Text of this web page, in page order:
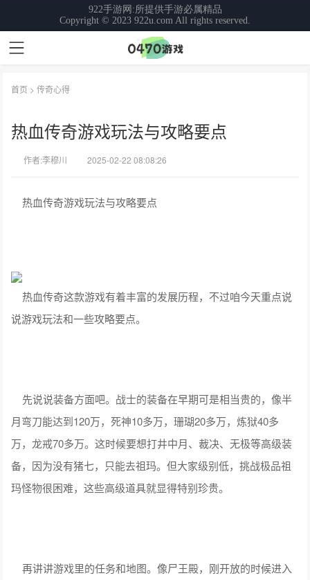
首页 >传奇心得
热血传奇游戏玩法与攻略要点
作者:李穆川 2025-02-22 08:08:26
热血传奇游戏玩法与攻略要点
热血传奇这款游戏有着丰富的发展历程，不过咱今天重点说
说游戏玩法和一些攻略要点。
先说说装备方面吧。战士的装备在早期可是相当贵的，像半
月弯刀能达到120万，死神10多万，珊瑚20多万，炼狱40多
万，龙戒70多万。这时候要想打井中月、裁决、无极等高级装
备，因为没有猪七，只能去祖玛。但大家级别低，挑战极品祖
玛怪物很困难，这些高级道具就显得特别珍贵。
再讲讲游戏里的任务和地图。像尸王殿，刚开放的时候进入